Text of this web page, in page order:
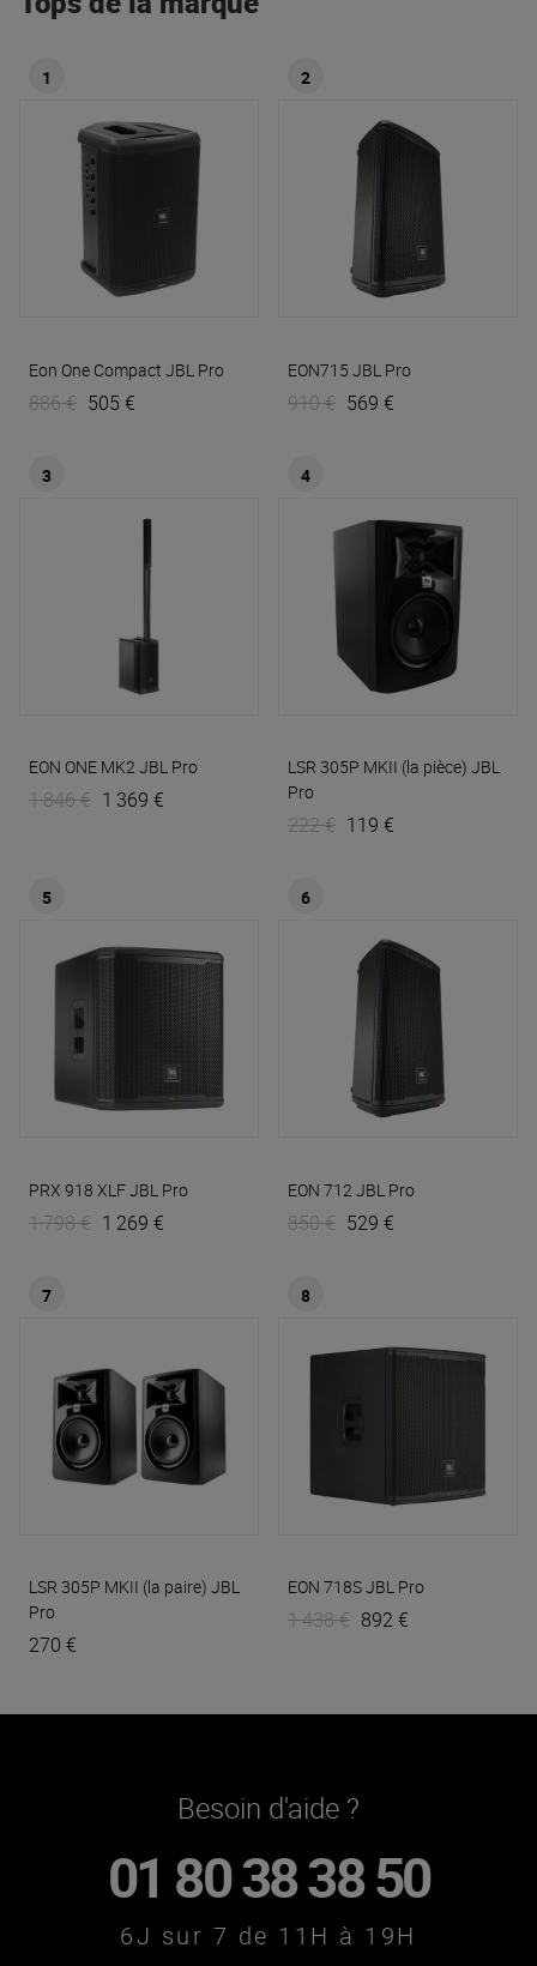
1
Eon One Compact JBL Pro
886 € 505 €
2
EON715 JBL Pro
910 € 569 €
3
EON ONE MK2 JBL Pro
1 846 € 1 369 €
4
LSR 305P MKII (la pièce) JBL
Pro
222 € 119 €
5
PRX 918 XLFJBL Pro
1 798 € 1 269 €
6
EON 712 JBL Pro
850 € 529 €
7
LSR 305P MKII (la paire) JBL
Pro
270 €
8
EON 718SJBL Pro
1 438 € 892 €
Besoin d'aide ?
01 80 38 38 50
6J sur 7 de 11H à 19H